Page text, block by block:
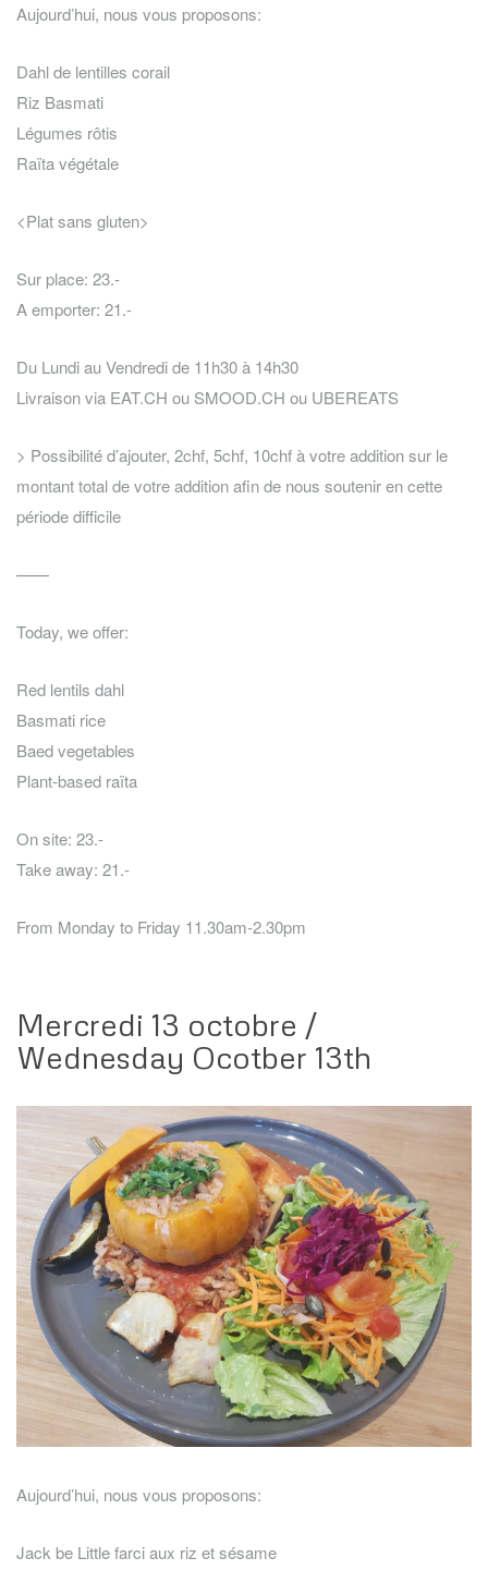
Aujourd’hui, nous vous proposons:
Dahl de lentilles corail
Riz Basmati
Légumes rôtis
Raïta végétale
<Plat sans gluten>
Sur place: 23.-
A emporter: 21.-
Du Lundi au Vendredi de 11h30 à 14h30
Livraison via EAT.CH ou SMOOD.CH ou UBEREATS
> Possibilité d’ajouter, 2chf, 5chf, 10chf à votre addition sur le
montant total de votre addition afin de nous soutenir en cette
période difficile
——
Today, we offer:
Red lentils dahl
Basmati rice
Baed vegetables
Plant-based raïta
On site: 23.-
Take away: 21.-
From Monday to Friday 11.30am-2.30pm
Mercredi 13 octobre /
Wednesday Ocotber 13th
Aujourd’hui, nous vous proposons:
Jack be Little farci aux riz et sésame